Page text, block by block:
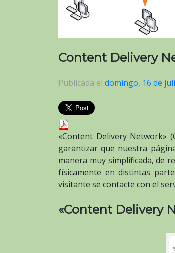
Content Delivery
Publicada el domingo, 16 de
«Content Delivery Network»
garantizar que nuestra
manera muy simplificada, de
físicamente en distintas
visitante se contacte con el
«Content Delivery